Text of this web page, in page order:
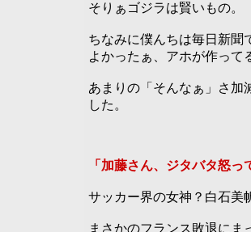
そりぁゴジラは賢いもの。
ちなみに僕んちは毎日新聞
よかったぁ、アホが作って
あまりの「そんなぁ」さ加
した。
「加藤さん、ジタバタ怒っ
サッカー界の女神？白石美
まさかのフランス敗退にま